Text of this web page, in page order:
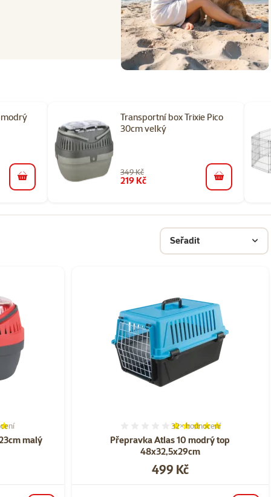
modrý
do košíku
Transportní box Trixie Pico
30cm velký
349 Kč
219 Kč do košíku
Seřadit
malý
78%, počet hodnocení: 8
Přepravka Atlas 10 modrý top
48x32,5x29cm
Hodnocení 98%, počet
32×hodnocení
Cena
499 Kč